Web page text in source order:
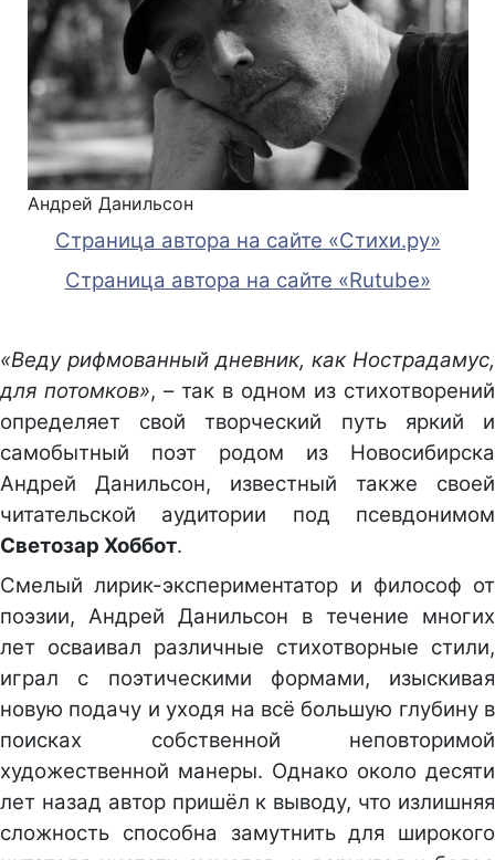
Андрей Данильсон
Страница автора на сайте «Стихи.ру»
Страница автора на сайте «Rutube»
«Веду рифмованный дневник, как Нострадамус,
для потомков», – так в одном из стихотворений
определяет свой творческий путь яркий и
самобытный поэт родом из Новосибирска
Андрей Данильсон, известный также своей
читательской аудитории под псевдонимом
Светозар Хоббот.
Смелый лирик-экспериментатор и философ от
поэзии, Андрей Данильсон в течение многих
лет осваивал различные стихотворные стили,
играл с поэтическими формами, изыскивая
новую подачу и уходя на всё большую глубину в
поисках собственной неповторимой
художественной манеры. Однако около десяти
лет назад автор пришёл к выводу, что излишняя
сложность способна замутнить для широкого